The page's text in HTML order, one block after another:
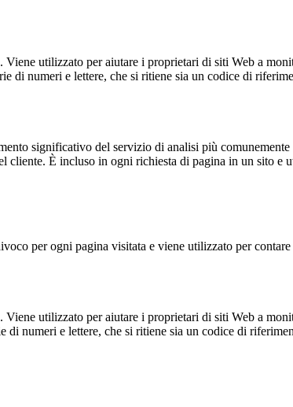
utilizzato per aiutare i proprietari di siti Web a
di numeri e lettere, che si ritiene sia un codice di
significativo del servizio di analisi più
È incluso in ogni richiesta di pagina in un sito e
per ogni pagina visitata e viene utilizzato per
utilizzato per aiutare i proprietari di siti Web a
numeri e lettere, che si ritiene sia un codice di